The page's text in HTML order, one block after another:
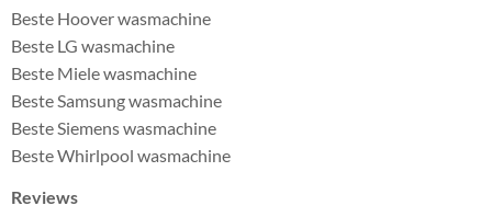
Beste Hoover wasmachine
Beste LG wasmachine
Beste Miele wasmachine
Beste Samsung wasmachine
Beste Siemens wasmachine
Beste Whirlpool wasmachine
Reviews